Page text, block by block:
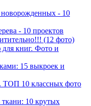
новорожденных - 10
- 10 проектов
(12 фото)
для книг. Фото и
15 выкроек и
ТОП 10 классных фото
10 крутых